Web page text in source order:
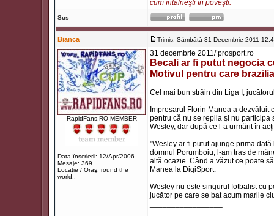
cum întâlneşti în poveşti.
Sus
Bianca Trimis: Sâmbătă 31 Decembrie 2011
RapidFans.RO MEMBER
Data înscrierii: 12/Apr/2006
Mesaje: 369
Locaţie / Oraş: round the
world..
31 decembrie 2011/ prosport.ro
Becali ar fi putut negocia
Motivul pentru care
Cel mai bun străin din Liga I,
Impresarul Florin Manea a dezvăluit
pentru că nu se replia şi nu participa
Wesley, dar după ce l-a urmărit în
"Wesley ar fi putut ajunge prima
domnul Porumboiu, l-am tras de
altă ocazie. Când a văzut ce poate
Manea la DigiSport.
Wesley nu este singurul fotbalist cu
jucător pe care se bat acum marile